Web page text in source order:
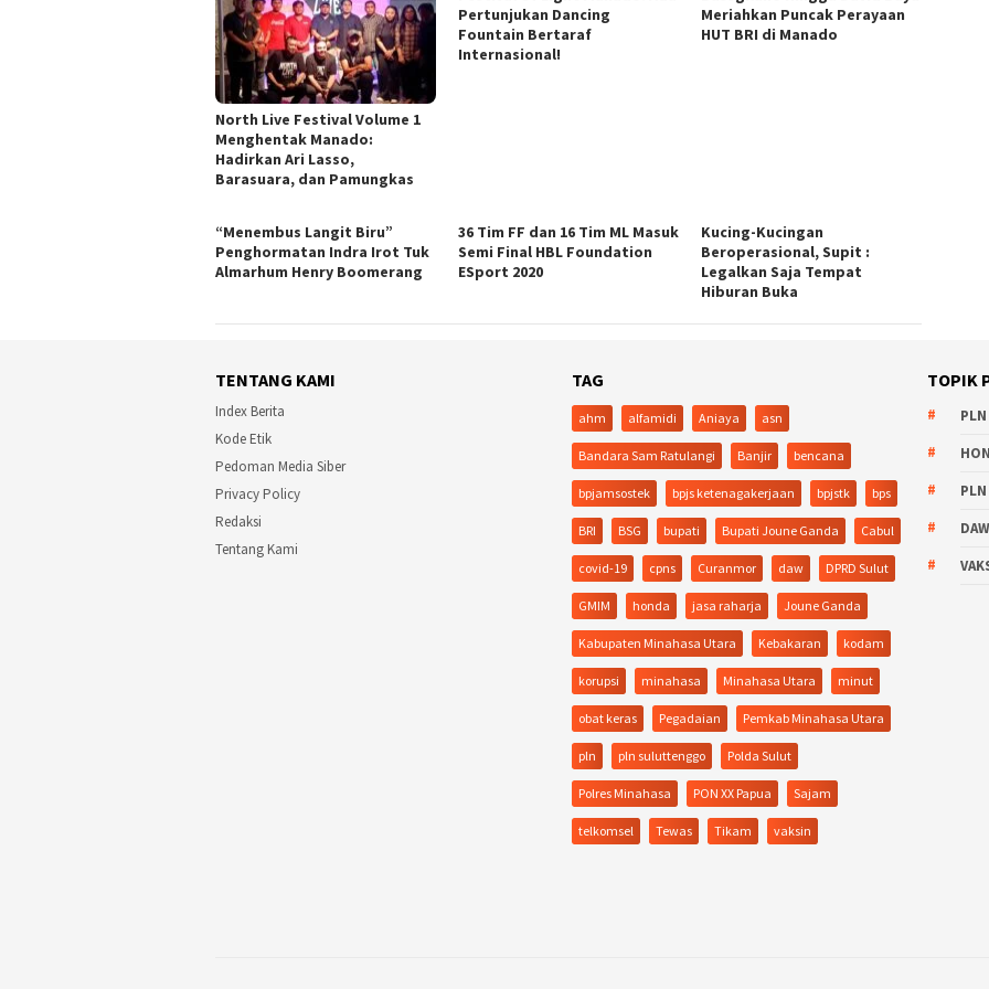
North Live Festival Volume 1
Menghentak Manado:
Hadirkan Ari Lasso,
Barasuara, dan Pamungkas
Pertunjukan Dancing
Fountain Bertaraf
Internasional!
Meriahkan Puncak Perayaan
HUT BRI di Manado
“Menembus Langit Biru”
Penghormatan Indra Irot Tuk
Almarhum Henry Boomerang
36 Tim FF dan 16 Tim ML Masuk
Semi Final HBL Foundation
ESport 2020
Kucing-Kucingan
Beroperasional, Supit :
Legalkan Saja Tempat
Hiburan Buka
TENTANG KAMI
Index Berita
Kode Etik
Pedoman Media Siber
Privacy Policy
Redaksi
Tentang Kami
TAG
ahm alfamidi Aniaya asn
Bandara Sam Ratulangi Banjir bencana
bpjamsostek bpjs ketenagakerjaan bpjstk bps
BRI BSG bupati Bupati Joune Ganda Cabul
covid-19 cpns Curanmor daw DPRD Sulut
GMIM honda jasa raharja Joune Ganda
Kabupaten Minahasa Utara Kebakaran kodam
korupsi minahasa Minahasa Utara minut
obat keras Pegadaian Pemkab Minahasa Utara
pln pln suluttenggo Polda Sulut
Polres Minahasa PON XX Papua Sajam
telkomsel Tewas Tikam vaksin
TOPIK
PLN
DAW